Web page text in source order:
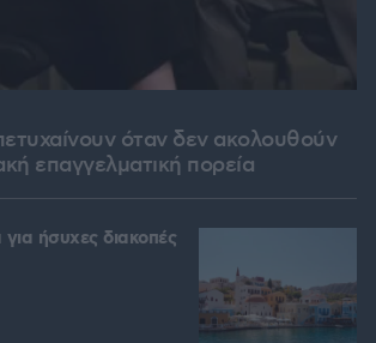
όταν δεν ακολουθούν
επαγγελματική πορεία
ήσυχες διακοπές